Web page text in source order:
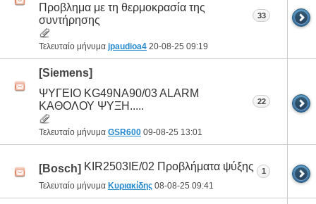
Προβλημα με τη θερμοκρασία της
συντήρησης
Τελευταίο μήνυμα jpaudioa4 20-08-25 09:19
33
[Siemens]
ΨΥΓΕΙΟ KG49NA90/03 ALARM
ΚΑΘΟΛΟΥ ΨΥΞΗ.....
Τελευταίο μήνυμα GSR600 09-08-25 13:01
22
[Bosch] KIR2503IE/02 Προβλήματα ψύξης
Τελευταίο μήνυμα Κυριακίδης 08-08-25 09:41
1